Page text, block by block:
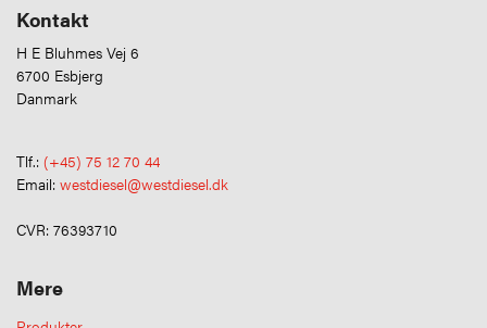
Kontakt
H E Bluhmes Vej 6
6700 Esbjerg
Danmark
Tlf.: (+45) 75 12 70 44
Email: westdiesel@westdiesel.dk
CVR: 76393710
Mere